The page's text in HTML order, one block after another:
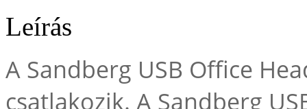
Leírás
A Sandberg USB Office
csatlakozik. A Sandberg